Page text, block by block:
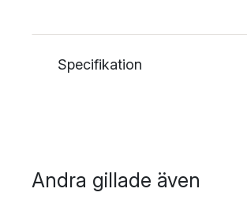
Specifikation
Andra gillade även